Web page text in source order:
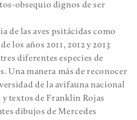
obsequio dignos de ser
de las aves psitácidas como
los años 2011, 2012 y 2013
diferentes especies de
Una manera más de reconocer
de la avifauna nacional
y textos de Franklin Rojas
dibujos de Mercedes